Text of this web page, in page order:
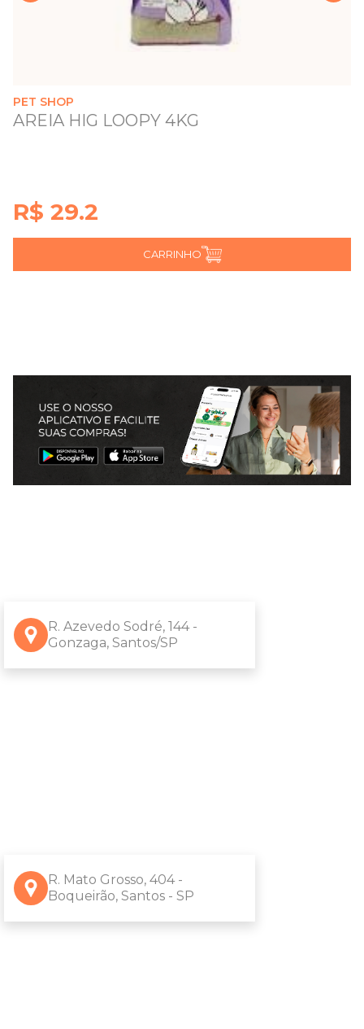
PET SHOP
AREIA HIG LOOPY 4KG
R$ 29.2
CARRINHO
R. Azevedo Sodré, 144 -
Gonzaga, Santos/SP
R. Mato Grosso, 404 -
Boqueirão, Santos - SP